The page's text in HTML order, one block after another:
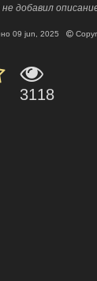
добавил
09 jun, 2025
3118